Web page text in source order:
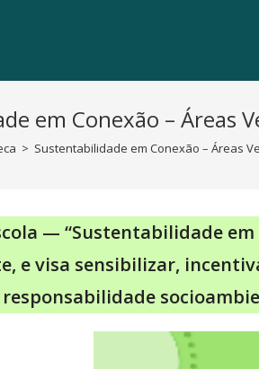
em Conexão – Áreas
> Sustentabilidade em Conexão – Áreas
— “Sustentabilidade
e visa sensibilizar,